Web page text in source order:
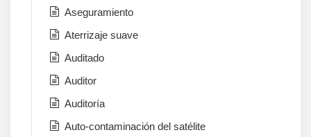
Aseguramiento
Aterrizaje suave
Auditado
Auditor
Auditoría
Auto-contaminación del satélite